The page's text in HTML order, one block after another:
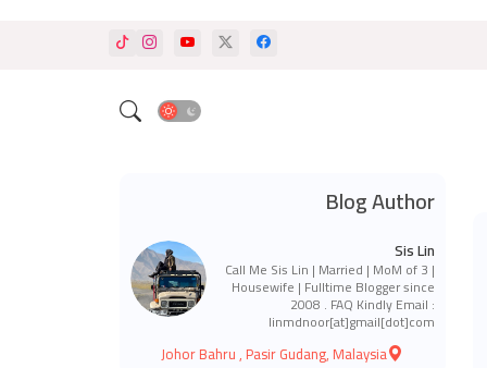
Blog Author
Sis Lin
Call Me Sis Lin | Married | MoM of 3 |
Housewife | Fulltime Blogger since
2008 . FAQ Kindly Email :
linmdnoor[at]gmail[dot]com
Johor Bahru , Pasir Gudang, Malaysia